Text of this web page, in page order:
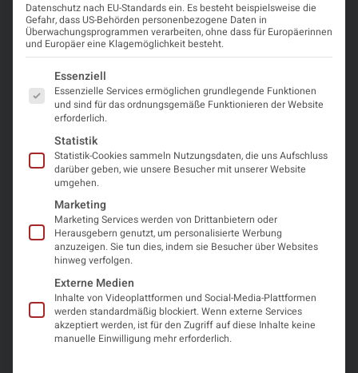
Ort
2026
Feldkirch
Platzhalterinhalt
von
OpenStreetMap.
Um auf den
zuzugreifen,
klicken Sie auf
dass dabei
Daten an
werden.
Mehr
Informationen
entsperren
Erforderlichen
Service
Programm
Registrierung
einreichen
Datenschutz nach EU-Standards ein. Es besteht beispielsweise die
Gefahr, dass US-Behörden personenbezogene Daten in
Überwachungsprogrammen verarbeiten, ohne dass für Europäerinnen
und Europäer eine Klagemöglichkeit besteht.
Es folgt eine Liste der Service-Gruppen, für die eine
Essenziell
Essenzielle Services ermöglichen grundlegende Funktionen
und sind für das ordnungsgemäße Funktionieren der Website
erforderlich.
Statistik
Statistik-Cookies sammeln Nutzungsdaten, die uns Aufschluss
darüber geben, wie unsere Besucher mit unserer Website
umgehen.
Marketing
Marketing Services werden von Drittanbietern oder
Herausgebern genutzt, um personalisierte Werbung
anzuzeigen. Sie tun dies, indem sie Besucher über Websites
hinweg verfolgen.
Externe Medien
Inhalte von Videoplattformen und Social-Media-Plattformen
werden standardmäßig blockiert. Wenn externe Services
akzeptiert werden, ist für den Zugriff auf diese Inhalte keine
manuelle Einwilligung mehr erforderlich.